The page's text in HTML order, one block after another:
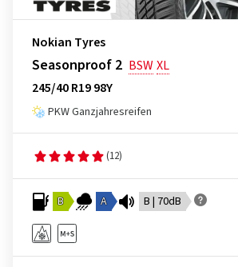
Nokian Tyres
Seasonproof 2 BSWXL
245/40 R19 98Y
PKW Ganzjahresreifen
(12)
B A B | 70dB